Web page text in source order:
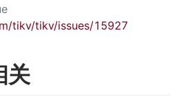
tikv/tikv/issues/15927
关